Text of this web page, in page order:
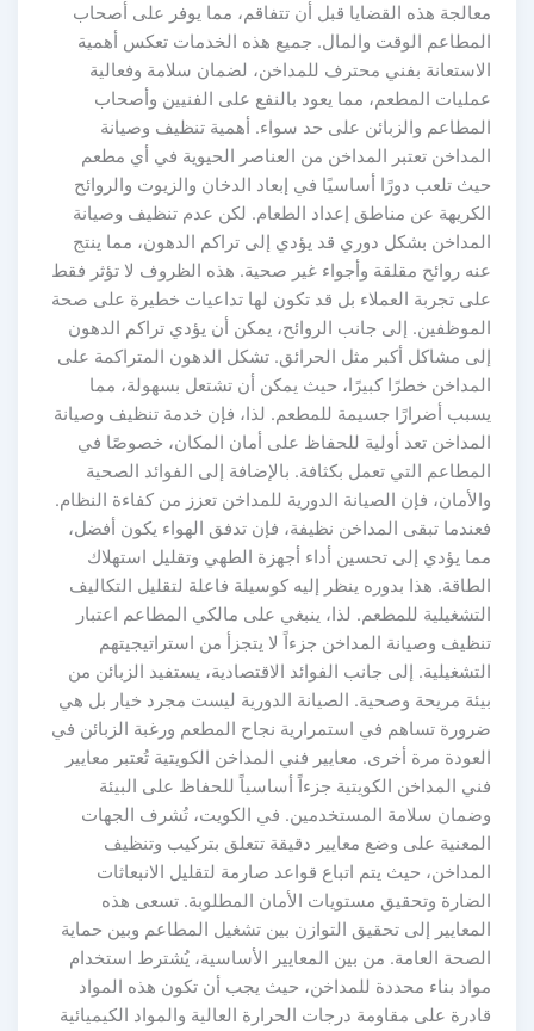
هذه القضايا قبل أن تتفاقم، مما يوفر على أصحاب
الوقت والمال. جميع هذه الخدمات تعكس أهمية
بفني محترف للمداخن، لضمان سلامة وفعالية
المطعم، مما يعود بالنفع على الفنيين وأصحاب
والزبائن على حد سواء. أهمية تنظيف وصيانة
تعتبر المداخن من العناصر الحيوية في أي مطعم
تلعب دورًا أساسيًا في إبعاد الدخان والزيوت والروائح
عن مناطق إعداد الطعام. لكن عدم تنظيف وصيانة
بشكل دوري قد يؤدي إلى تراكم الدهون، مما ينتج
روائح مقلقة وأجواء غير صحية. هذه الظروف لا تؤثر فقط
تجربة العملاء بل قد تكون لها تداعيات خطيرة على صحة
إلى جانب الروائح، يمكن أن يؤدي تراكم الدهون
مشاكل أكبر مثل الحرائق. تشكل الدهون المتراكمة على
خطرًا كبيرًا، حيث يمكن أن تشتعل بسهولة، مما
أضرارًا جسيمة للمطعم. لذا، فإن خدمة تنظيف وصيانة
تعد أولية للحفاظ على أمان المكان، خصوصًا في
التي تعمل بكثافة. بالإضافة إلى الفوائد الصحية
فإن الصيانة الدورية للمداخن تعزز من كفاءة النظام.
تبقى المداخن نظيفة، فإن تدفق الهواء يكون أفضل،
يؤدي إلى تحسين أداء أجهزة الطهي وتقليل استهلاك
هذا بدوره ينظر إليه كوسيلة فاعلة لتقليل التكاليف
للمطعم. لذا، ينبغي على مالكي المطاعم اعتبار
وصيانة المداخن جزءاً لا يتجزأ من استراتيجيتهم
إلى جانب الفوائد الاقتصادية، يستفيد الزبائن من
مريحة وصحية. الصيانة الدورية ليست مجرد خيار بل هي
تساهم في استمرارية نجاح المطعم ورغبة الزبائن في
مرة أخرى. معايير فني المداخن الكويتية تُعتبر معايير
المداخن الكويتية جزءاً أساسياً للحفاظ على البيئة
سلامة المستخدمين. في الكويت، تُشرف الجهات
على وضع معايير دقيقة تتعلق بتركيب وتنظيف
حيث يتم اتباع قواعد صارمة لتقليل الانبعاثات
وتحقيق مستويات الأمان المطلوبة. تسعى هذه
إلى تحقيق التوازن بين تشغيل المطاعم وبين حماية
العامة. من بين المعايير الأساسية، يُشترط استخدام
بناء محددة للمداخن، حيث يجب أن تكون هذه المواد
على مقاومة درجات الحرارة العالية والمواد الكيميائية